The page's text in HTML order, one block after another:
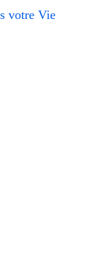
votre Vie